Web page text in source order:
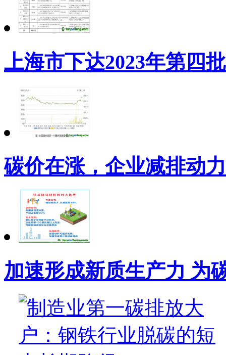
上海市下达2023年第四
碳价在涨，企业减排动
加速形成新质生产力 为